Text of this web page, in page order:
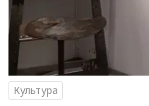
Культура